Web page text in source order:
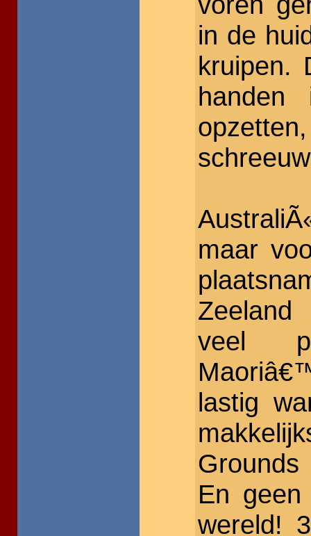
in de
kruipen.
maar
veel
lastig
En
wereld!